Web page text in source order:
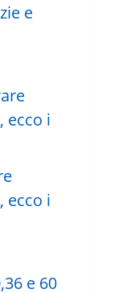
e
ecco i